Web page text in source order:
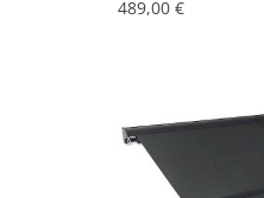
489,00 €